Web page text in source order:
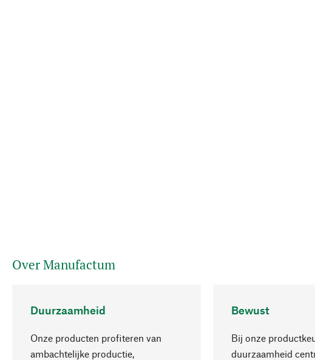
Over Manufactum
Duurzaamheid
Onze producten profiteren van
ambachtelijke productie,
Bewust
Bij onze
duurzaamheid